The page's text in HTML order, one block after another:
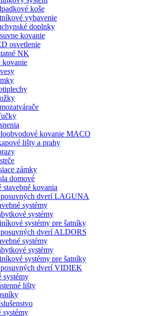
koše
vybavenie
doplnky
kovanie
osvetlenie
NK
kovanie
kovanie MACO
lišty a prahy
zámky
domové
stavebné kovania
posuvných dverí LAGUNA
systémy
systémy
systémy pre šatníky
posuvných dverí ALDORS
systémy
systémy
systémy pre šatníky
posuvných dverí VIDIEK
systémy
lišty
systémy